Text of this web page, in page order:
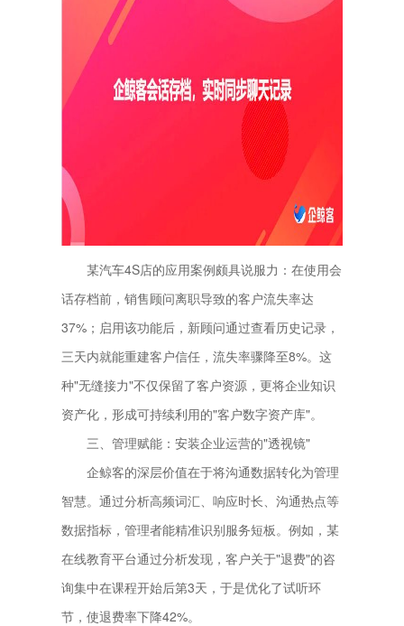
某汽车4S店的应用案例颇具说服力：在使用会
话存档前，销售顾问离职导致的客户流失率达
37%；启用该功能后，新顾问通过查看历史记录，
三天内就能重建客户信任，流失率骤降至8%。这
种"无缝接力"不仅保留了客户资源，更将企业知识
资产化，形成可持续利用的"客户数字资产库"。
三、管理赋能：安装企业运营的"透视镜"
企鲸客的深层价值在于将沟通数据转化为管理
智慧。通过分析高频词汇、响应时长、沟通热点等
数据指标，管理者能精准识别服务短板。例如，某
在线教育平台通过分析发现，客户关于"退费"的咨
询集中在课程开始后第3天，于是优化了试听环
节，使退费率下降42%。